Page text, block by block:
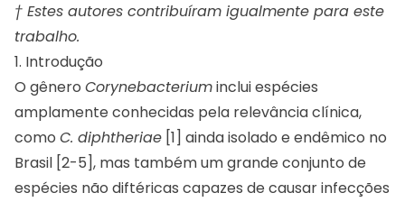
† Estes autores contribuíram igualmente para este
trabalho.
1. Introdução
O gênero Corynebacteriuminclui espécies
amplamente conhecidas pela relevância clínica,
como C. diphtheriae [1] ainda isolado e endêmico no
Brasil [2-5], mas também um grande conjunto de
espécies não diftéricas capazes de causar infecções